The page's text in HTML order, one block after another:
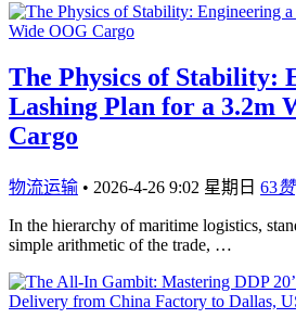
The Physics of Stability:
Lashing Plan for a 3.2m
Cargo
物流运输 • 2026-4-26 9:02 星期日 63赞
In the hierarchy of maritime logistics,
simple arithmetic of the trade, …